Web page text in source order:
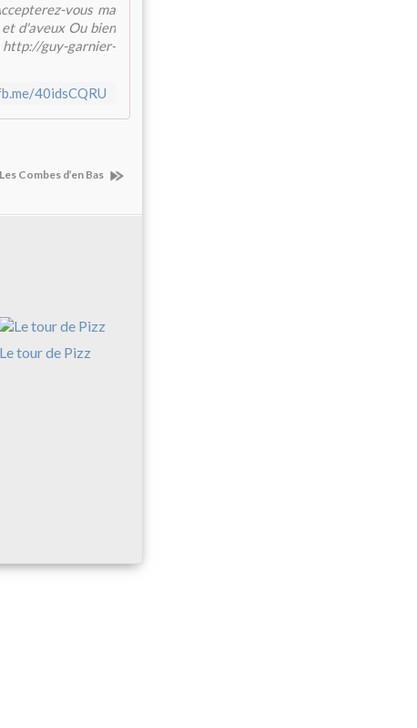
vous ma
d'aveux Ou bien
guy-garnier-
40idsCQRU
Les Combes d’en Bas
Le tour de Pizz